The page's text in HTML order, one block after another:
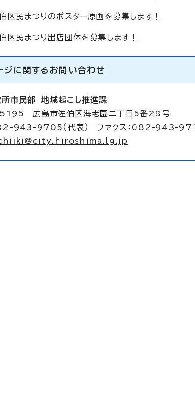
区民まつりのポスター原画を募集します！
区民まつり出店団体を募集します！
ジに関する お問い合わせ
所市民部地域起こし推進課
広島市佐伯区海老園二丁目5番28号
943-9705（代表） ファクス：082-943-